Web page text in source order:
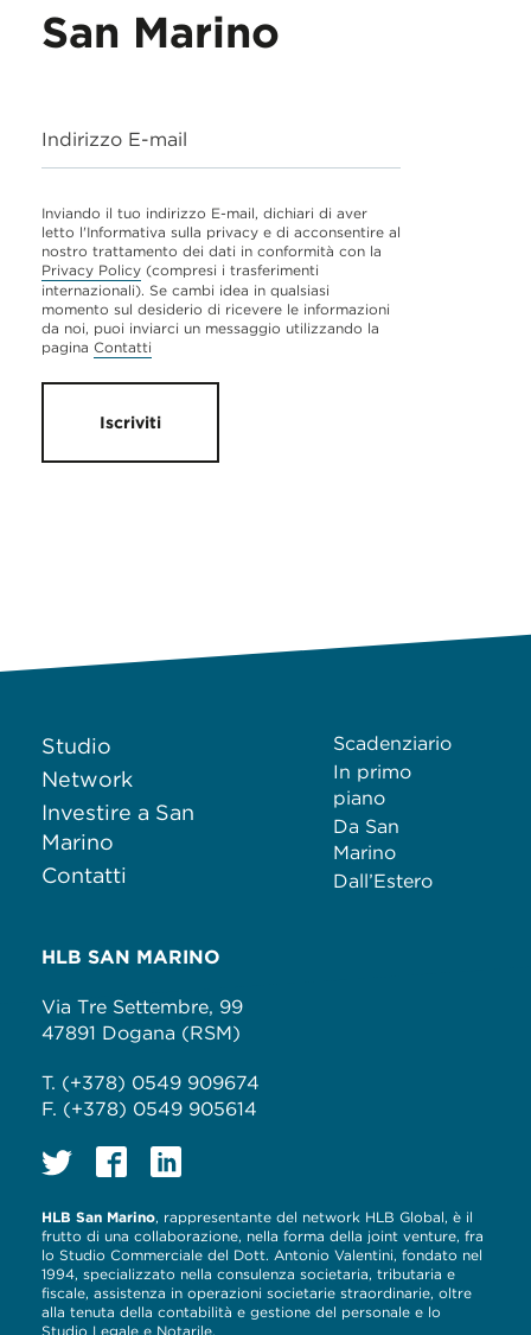
San Marino
Indirizzo E-mail
Inviando il tuo indirizzo E-mail, dichiari di aver
letto l'Informativa sulla privacy e di acconsentire al
nostro trattamento dei dati in conformità con la
Privacy Policy (compresi i trasferimenti
internazionali). Se cambi idea in qualsiasi
momento sul desiderio di ricevere le informazioni
da noi, puoi inviarci un messaggio utilizzando la
pagina Contatti
Iscriviti
Studio
Network
Investire a San
Marino
Contatti
Scadenziario
In primo
piano
Da San
Marino
Dall’Estero
HLB SAN MARINO
Via Tre Settembre, 99
47891 Dogana (RSM)
T. (+378) 0549 909674
F. (+378) 0549 905614
HLB San Marino, rappresentante del network HLB Global, è il
frutto di una collaborazione, nella forma della joint venture, fra
lo Studio Commerciale del Dott. Antonio Valentini, fondato nel
1994, specializzato nella consulenza societaria, tributaria e
fiscale, assistenza in operazioni societarie straordinarie, oltre
alla tenuta della contabilità e gestione del personale e lo
Studio Legale e Notarile.